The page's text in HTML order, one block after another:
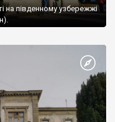
на південному узбережжі